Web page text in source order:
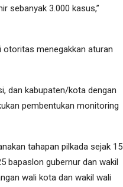
sebanyak 3.000 kasus,”
otoritas menegakkan aturan
dan kabupaten/kota dengan
pembentukan monitoring
tahapan pilkada sejak 15
bapaslon gubernur dan wakil
wali kota dan wakil wali